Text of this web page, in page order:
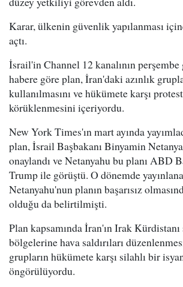
Karar, ülkenin güvenlik yapılanması
açtı.
İsrail'in Channel 12 kanalının perşembe
habere göre plan, İran'daki azınlık
kullanılmasını ve hükümete karşı
körüklenmesini içeriyordu.
New York Times'ın mart ayında
plan, İsrail Başbakanı Binyamin
onaylandı ve Netanyahu bu planı ABD
Trump ile görüştü. O dönemde
Netanyahu'nun planın başarısız
olduğu da belirtilmişti.
Plan kapsamında İran'ın Irak Kürdistanı
bölgelerine hava saldırıları
grupların hükümete karşı silahlı bir
öngörülüyordu.